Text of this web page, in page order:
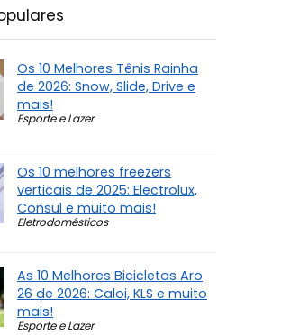
Os 10 Melhores Tênis Rainha
de 2026: Snow, Slide, Drive e
mais!
Esporte e Lazer
Os 10 melhores freezers
verticais de 2025: Electrolux,
Consul e muito mais!
Eletrodomésticos
As 10 Melhores Bicicletas Aro
26 de 2026: Caloi, KLS e muito
mais!
Esporte e Lazer